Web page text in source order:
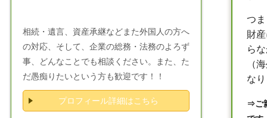
つ
財
ら
（
な
⇒ご
相続・遺言、資産承継などまた外国人の方へ
の対応、そして、企業の総務・法務のよろず
事、どんなことでも相談ください。また、た
だ愚痴りたいという方も歓迎です！！
プロフィール詳細はこちら